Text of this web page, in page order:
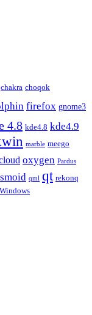
chakra choqok
firefox gnome3
4.8 kde4.8 kde4.9
marble meego
oxygen Pardus
qml qt rekonq
Windows